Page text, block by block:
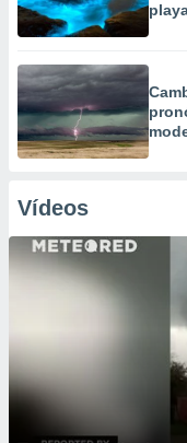
Vídeos